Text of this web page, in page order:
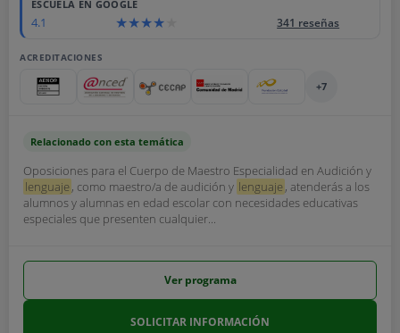
ESCUELA EN GOOGLE
4.1 341 reseñas
ACREDITACIONES
+7
Relacionado con esta temática
Oposiciones para el Cuerpo de Maestro Especialidad en Audición y
lenguaje, como maestro/a de audición y lenguaje, atenderás a los
alumnos y alumnas en edad escolar con necesidades educativas
especiales que presenten cualquier...
Ver programa
SOLICITAR INFORMACIÓN